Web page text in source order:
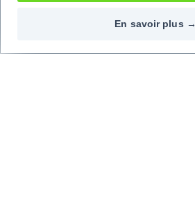
En savoir plus →